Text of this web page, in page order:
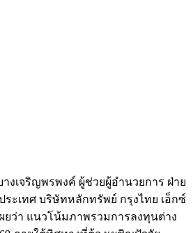
งเจริญพรพงค์ ผู้ช่วยผู้อำนวยการ ฝ่าย
ระเทศ บริษัทหลักทรัพย์ กรุงไทย เอ็กซ์
ผยว่า แนวโน้มภาพรวมการลงทุนต่าง